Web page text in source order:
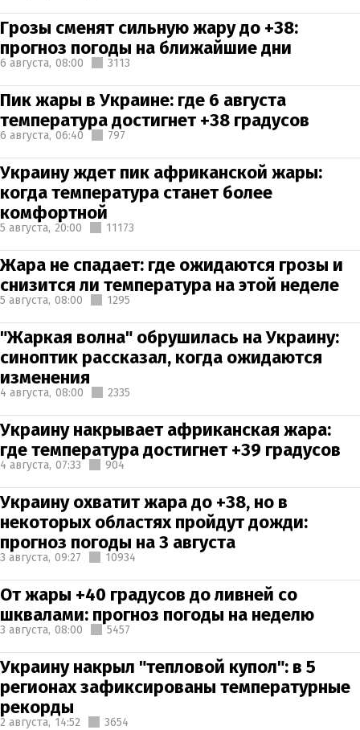
Грозы сменят сильную жару до +38:
прогноз погоды на ближайшие дни
6 августа, 08:00 3113
Пик жары в Украине: где 6 августа
температура достигнет +38 градусов
6 августа, 06:40 797
Украину ждет пик африканской жары:
когда температура станет более
комфортной
5 августа, 20:00 11173
Жара не спадает: где ожидаются грозы и
снизится ли температура на этой неделе
5 августа, 08:00 1295
"Жаркая волна" обрушилась на Украину:
синоптик рассказал, когда ожидаются
изменения
4 августа, 08:00 2335
Украину накрывает африканская жара:
где температура достигнет +39 градусов
4 августа, 07:33 904
Украину охватит жара до +38, но в
некоторых областях пройдут дожди:
прогноз погоды на 3 августа
3 августа, 09:27 10934
От жары +40 градусов до ливней со
шквалами: прогноз погоды на неделю
3 августа, 08:00 5457
Украину накрыл "тепловой купол": в 5
регионах зафиксированы температурные
рекорды
2 августа, 14:52 3654